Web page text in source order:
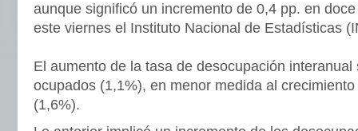
aunque significó un incremento de 0,4 pp. en
este viernes el Instituto Nacional de Estadísticas
El aumento de la tasa de desocupación
ocupados (1,1%), en menor medida al
(1,6%).